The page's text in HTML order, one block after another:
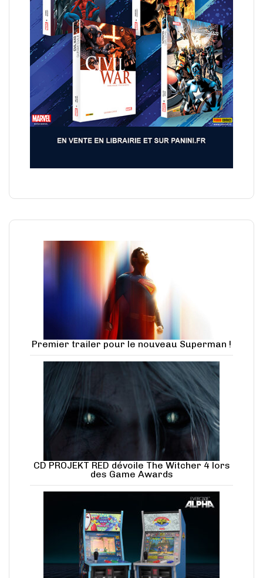
Premier trailer pour le nouveau Superman !
CD PROJEKT RED dévoile The Witcher 4 lors
des Game Awards